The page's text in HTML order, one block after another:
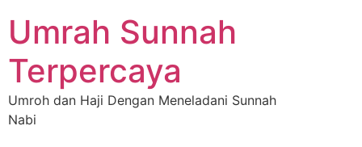
Umrah Sunnah
Terpercaya
Umroh dan Haji Dengan Meneladani Sunnah
Nabi